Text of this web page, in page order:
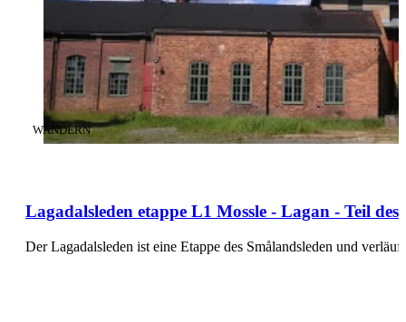
Lagadalsleden etappe L1 Mossle - Lagan - Teil des
KATEGORIE:
WANDERN
Der Lagadalsleden ist eine Etappe des Smålandsleden und